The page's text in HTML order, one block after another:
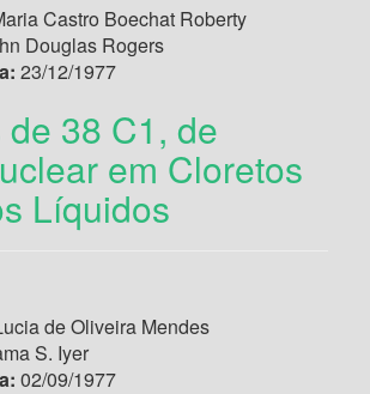
Castro Boechat Roberty
Douglas Rogers
23/12/1977
38 C1, de
em Cloretos
Líquidos
de Oliveira Mendes
S. Iyer
02/09/1977